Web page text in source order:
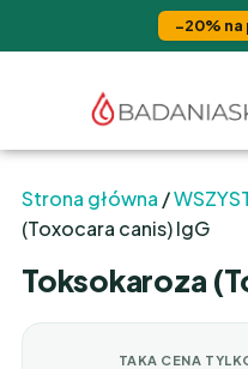
−20%
Strona główna /
(Toxocara canis) IgG
Toksokaroza
TAKA CENA